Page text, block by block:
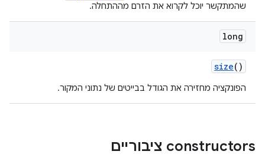
שהמתקשר יוכל לקרוא את הזרם מההתחלה.
long
size()
הפונקציה מחזירה את הגודל בבייטים של נתוני המקור.
‫constructors ציבוריים